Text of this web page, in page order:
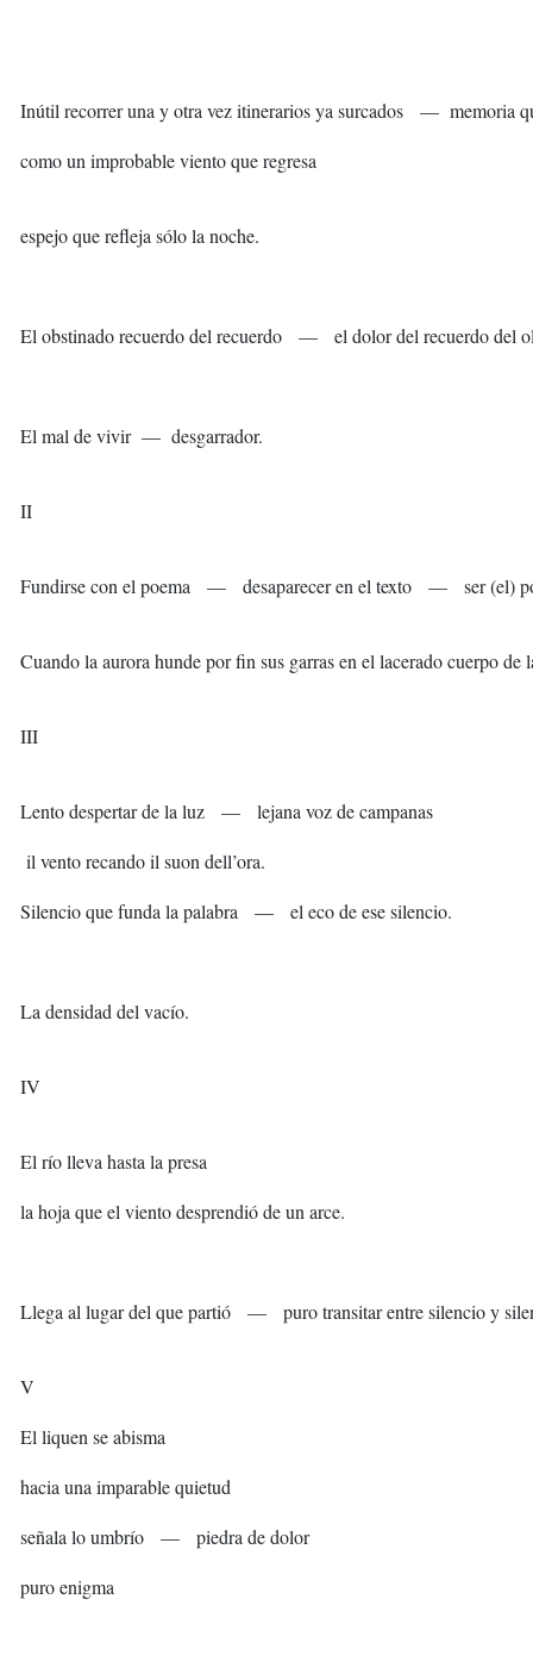
Inútil recorrer una y otra vez itinerarios ya surcados — memoria
como un improbable viento que regresa
espejo que refleja sólo la noche.
El obstinado recuerdo del recuerdo — el dolor del recuerdo del
El mal de vivir — desgarrador.
II
Fundirse con el poema — desaparecer en el texto — ser (el)
Cuando la aurora hunde por fin sus garras en el lacerado cuerpo de
III
Lento despertar de la luz — lejana voz de campanas
il vento recando il suon dell’ora.
Silencio que funda la palabra — el eco de ese silencio.
La densidad del vacío.
IV
El río lleva hasta la presa
la hoja que el viento desprendió de un arce.
Llega al lugar del que partió — puro transitar entre silencio y
V
El liquen se abisma
hacia una imparable quietud
señala lo umbrío — piedra de dolor
puro enigma